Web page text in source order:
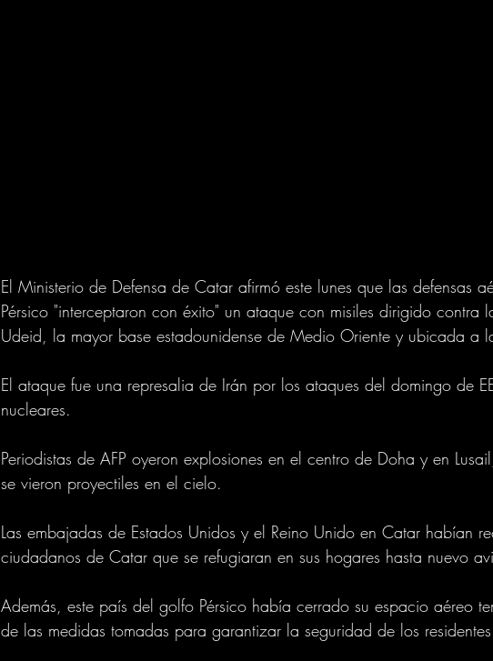
El Ministerio de Defensa de Catar afirmó este lunes que las defensas
Pérsico "interceptaron con éxito" un ataque con misiles dirigido contra
Udeid, la mayor base estadounidense de Medio Oriente y ubicada a
El ataque fue una represalia de Irán por los ataques del domingo de
nucleares.
Periodistas de AFP oyeron explosiones en el centro de Doha y en
se vieron proyectiles en el cielo.
Las embajadas de Estados Unidos y el Reino Unido en Catar habían
ciudadanos de Catar que se refugiaran en sus hogares hasta nuevo
Además, este país del golfo Pérsico había cerrado su espacio aéreo
de las medidas tomadas para garantizar la seguridad de los